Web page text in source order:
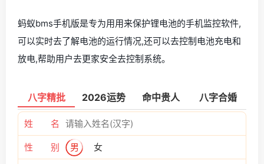
蚂蚁bms手机版是专为用用来保护锂电池的手机监控软件,
可以实时去了解电池的运行情况,还可以去控制电池充电和
放电,帮助用户去更家安全去控制系统。
八字精批 2026运势 命中贵人 八字合婚
姓 名
性 别 男 女